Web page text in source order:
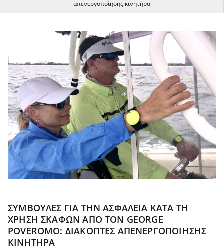
απενεργοποίησης κινητήρα
ΣΥΜΒΟΥΛΈΣ ΓΙΑ ΤΗΝ ΑΣΦΆΛΕΙΑ ΚΑΤΆ ΤΗ
ΧΡΉΣΗ ΣΚΑΦΏΝ ΑΠΌ ΤΟΝ GEORGE
POVEROMO: ΔΙΑΚΌΠΤΕΣ ΑΠΕΝΕΡΓΟΠΟΊΗΣΗΣ
ΚΙΝΗΤΉΡΑ